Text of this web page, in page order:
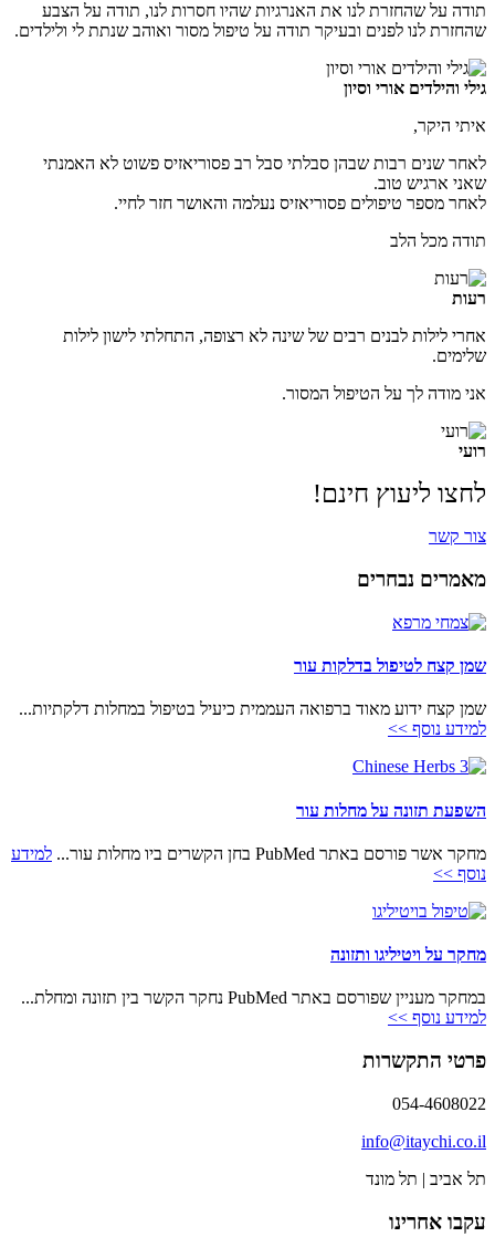
תודה על שהחזרת לנו את האנרגיות שהיו חסרות לנו, תודה על הצבע
שהחזרת לנו לפנים ובעיקר תודה על טיפול מסור ואוהב שנתת לי ולילדים.
גילי והילדים אורי וסיון
איתי היקר,
לאחר שנים רבות שבהן סבלתי סבל רב פסוריאזיס פשוט לא האמנתי
שאני ארגיש טוב.
לאחר מספר טיפולים פסוריאזיס נעלמה והאושר חזר לחיי.
תודה מכל הלב
רעות
אחרי לילות לבנים רבים של שינה לא רצופה, התחלתי לישון לילות
שלימים.
אני מודה לך על הטיפול המסור.
רועי
לחצו ליעוץ חינם!
צור קשר
מאמרים נבחרים
שמן קצח לטיפול בדלקות עור
שמן קצח ידוע מאוד ברפואה העממית כיעיל בטיפול במחלות דלקתיות...
למידע נוסף >>
השפעת תזונה על מחלות עור
מחקר אשר פורסם באתר PubMed בחן הקשרים ביו מחלות עור...
למידע
נוסף >>
מחקר על ויטיליגו ותזונה
במחקר מעניין שפורסם באתר PubMed נחקר הקשר בין תזונה ומחלת...
למידע נוסף >>
פרטי התקשרות
054-4608022
info@itaychi.co.il
תל אביב | תל מונד
עקבו אחרינו